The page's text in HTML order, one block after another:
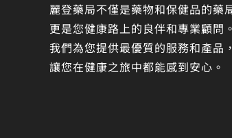
麗登藥局不僅是藥物和保健品的藥
更是您健康路上的良伴和專業顧問。
我們為您提供最優質的服務和產品，
讓您在健康之旅中都能感到安心。